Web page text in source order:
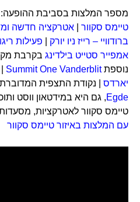
מספר המלצות בסביבת ההופעה:
טיימס סקוור
אטרקציה חדשה
ברודוויי – רייז ניו יורק
פעילות
אמפייר סטייט בילדינג בקרבת
נוספתSummit One Vanderblit
יארדס | נקודת התצפית
Egde, גם היא במידטאון ווסט
טיימס סקוור לאטרקציות,
עם המלצות באיזור טיימס סקוור